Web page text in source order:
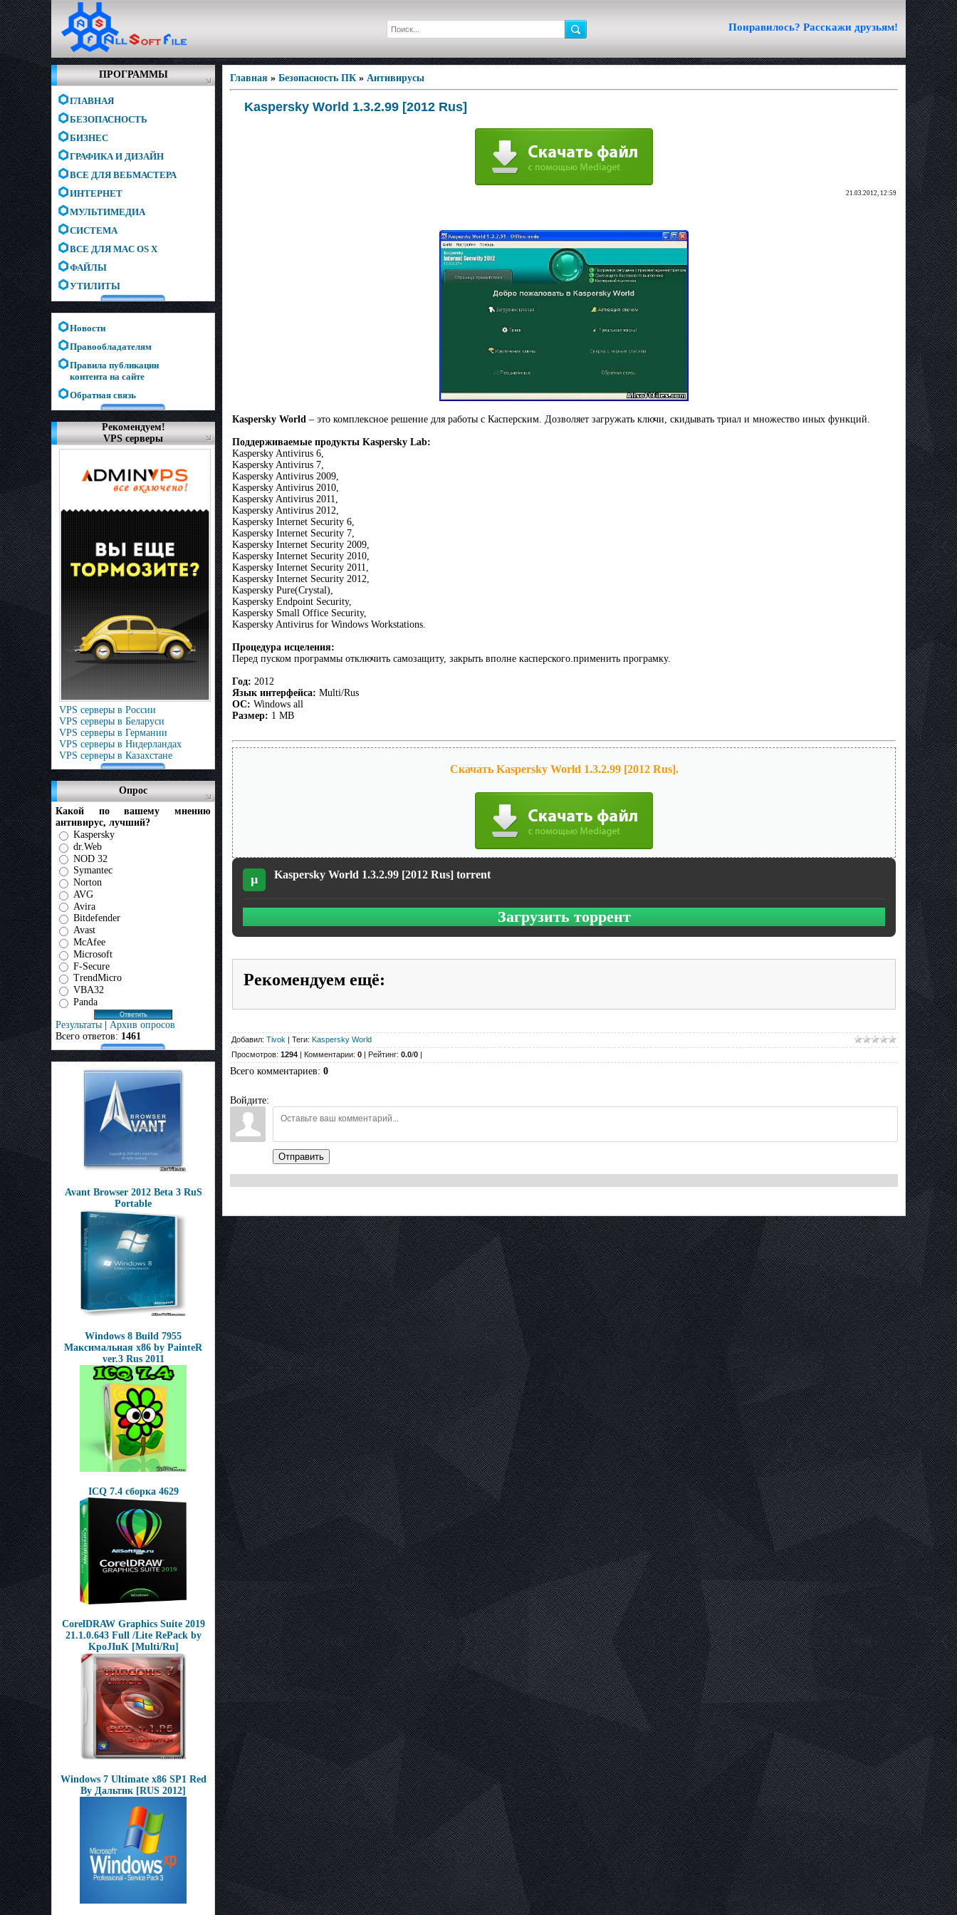
Понравилось? Расскажи друзьям!
ПРОГРАММЫ
ГЛАВНАЯ
БЕЗОПАСНОСТЬ
БИЗНЕС
ГРАФИКА И ДИЗАЙН
ВСЕ ДЛЯ ВЕБМАСТЕРА
ИНТЕРНЕТ
МУЛЬТИМЕДИА
СИСТЕМА
ВСЕ ДЛЯ MAC OS X
ФАЙЛЫ
УТИЛИТЫ
Новости
Правообладателям
Правила публикации
контента на сайте
Обратная связь
Рекомендуем!
VPS серверы
VPS серверы в России
VPS серверы в Беларуси
VPS серверы в Германии
VPS серверы в Нидерландах
VPS серверы в Казахстане
Опрос
Какой по вашему мнению
антивирус, лучший?
Kaspersky
dr.Web
NOD 32
Symantec
Norton
AVG
Avira
Bitdefender
Avast
McAfee
Microsoft
F-Secure
TrendMicro
VBA32
Panda
Результаты | Архив опросов
Всего ответов: 1461
Avant Browser 2012 Beta 3 RuS
Portable
Windows 8 Build 7955
Максимальная x86 by PainteR
ver.3 Rus 2011
ICQ 7.4 сборка 4629
CorelDRAW Graphics Suite 2019
21.1.0.643 Full /Lite RePack by
KpoJIuK [Multi/Ru]
Windows 7 Ultimate x86 SP1 Red
By Дальтик [RUS 2012]
Главная » Безопасность ПК » Антивирусы
Kaspersky World 1.3.2.99 [2012 Rus]
21.03.2012, 12:59
Кaspersky World – это комплексное решение для работы с Касперским. Дозволяет загружать ключи, скидывать триал и множество иных функций.
Поддерживаемые продукты Kaspersky Lab:
Kaspersky Antivirus 6,
Kaspersky Antivirus 7,
Kaspersky Antivirus 2009,
Kaspersky Antivirus 2010,
Kaspersky Antivirus 2011,
Kaspersky Antivirus 2012,
Kaspersky Internet Security 6,
Kaspersky Internet Security 7,
Kaspersky Internet Security 2009,
Kaspersky Internet Security 2010,
Kaspersky Internet Security 2011,
Kaspersky Internet Security 2012,
Kaspersky Pure(Crystal),
Kaspersky Endpoint Security,
Kaspersky Small Office Security,
Kaspersky Antivirus for Windows Workstations.
Процедура исцеления:
Перед пуском программы отключить самозащиту, закрыть вполне касперского.применить програмку.
Год: 2012
Язык интерфейса: Multi/Rus
OC: Windows all
Размер: 1 МВ
Скачать Kaspersky World 1.3.2.99 [2012 Rus].
µ Kaspersky World 1.3.2.99 [2012 Rus] torrent
Загрузить торрент
Рекомендуем ещё:
Добавил: Tivok | Теги: Kaspersky World
Просмотров: 1294 | Комментарии: 0 | Рейтинг: 0.0/0 |
Всего комментариев: 0
Войдите:
Отправить